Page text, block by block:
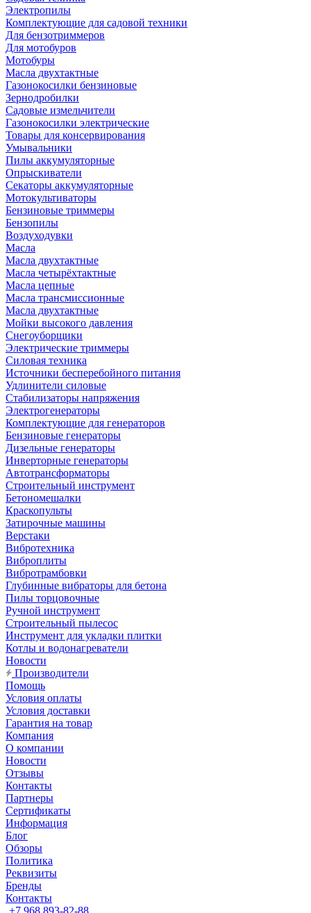
Электропилы
Комплектующие для садовой техники
Для бензотриммеров
Для мотобуров
Мотобуры
Масла двухтактные
Газонокосилки бензиновые
Зернодробилки
Садовые измельчители
Газонокосилки электрические
Товары для консервирования
Умывальники
Пилы аккумуляторные
Опрыскиватели
Секаторы аккумуляторные
Мотокультиваторы
Бензиновые триммеры
Бензопилы
Воздуходувки
Масла
Масла двухтактные
Масла четырёхтактные
Масла цепные
Масла трансмиссионные
Масла двухтактные
Мойки высокого давления
Снегоуборщики
Электрические триммеры
Силовая техника
Источники бесперебойного питания
Удлинители силовые
Стабилизаторы напряжения
Электрогенераторы
Комплектующие для генераторов
Бензиновые генераторы
Дизельные генераторы
Инверторные генераторы
Автотрансформаторы
Строительный инструмент
Бетономешалки
Краскопульты
Затирочные машины
Верстаки
Вибротехника
Виброплиты
Вибротрамбовки
Глубинные вибраторы для бетона
Пилы торцовочные
Ручной инструмент
Строительный пылесос
Инструмент для укладки плитки
Котлы и водонагреватели
Новости
Производители
Помощь
Условия оплаты
Условия доставки
Гарантия на товар
Компания
О компании
Новости
Отзывы
Контакты
Партнеры
Сертификаты
Информация
Блог
Обзоры
Политика
Реквизиты
Бренды
Контакты
+7 968 893-82-88